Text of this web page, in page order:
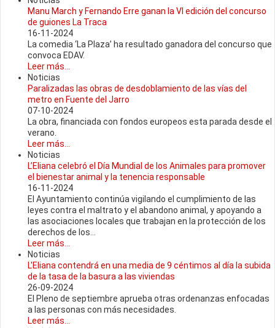
Manu March y Fernando Erre ganan la VI edición del concurso
de guiones La Traca
16-11-2024
La comedia ‘La Plaza’ ha resultado ganadora del concurso que
convoca EDAV.
Leer más...
Noticias
Paralizadas las obras de desdoblamiento de las vías del
metro en Fuente del Jarro
07-10-2024
La obra, financiada con fondos europeos esta parada desde el
verano.
Leer más...
Noticias
L’Eliana celebró el Día Mundial de los Animales para promover
el bienestar animal y la tenencia responsable
16-11-2024
El Ayuntamiento continúa vigilando el cumplimiento de las
leyes contra el maltrato y el abandono animal, y apoyando a
las asociaciones locales que trabajan en la protección de los
derechos de los...
Leer más...
Noticias
L'Eliana contendrá en una media de 9 céntimos al día la subida
de la tasa de la basura a las viviendas
26-09-2024
El Pleno de septiembre aprueba otras ordenanzas enfocadas
a las personas con más necesidades.
Leer más...